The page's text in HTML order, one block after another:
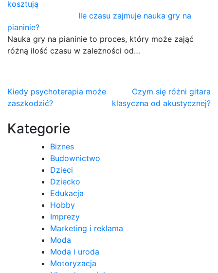
Ile czasu zajmuje nauka gry na
pianinie?
Nauka gry na pianinie to proces, który może zająć
różną ilość czasu w zależności od…
Nawigacja
wpisu
Kiedy psychoterapia może
zaszkodzić?
Czym się różni gitara
klasyczna od akustycznej?
Kategorie
Biznes
Budownictwo
Dzieci
Dziecko
Edukacja
Hobby
Imprezy
Marketing i reklama
Moda
Moda i uroda
Motoryzacja